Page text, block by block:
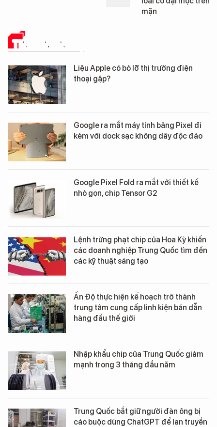
mặn
TIN CÔNG NGHỆ
Liệu Apple có bỏ lỡ thị trường điện
thoại gập?
Google ra mắt máy tính bảng Pixel đi
kèm với dock sạc không dây độc đáo
Google Pixel Fold ra mắt với thiết kế
nhỏ gọn, chip Tensor G2
Lệnh trừng phạt chip của Hoa Kỳ khiến
các doanh nghiệp Trung Quốc tìm đến
các kỹ thuật sáng tạo
Ấn Độ thực hiện kế hoạch trở thành
trung tâm cung cấp linh kiện bán dẫn
hàng đầu thế giới
Nhập khẩu chip của Trung Quốc giảm
mạnh trong 3 tháng đầu năm
Trung Quốc bắt giữ người đàn ông bị
cáo buộc dùng ChatGPT để lan truyền